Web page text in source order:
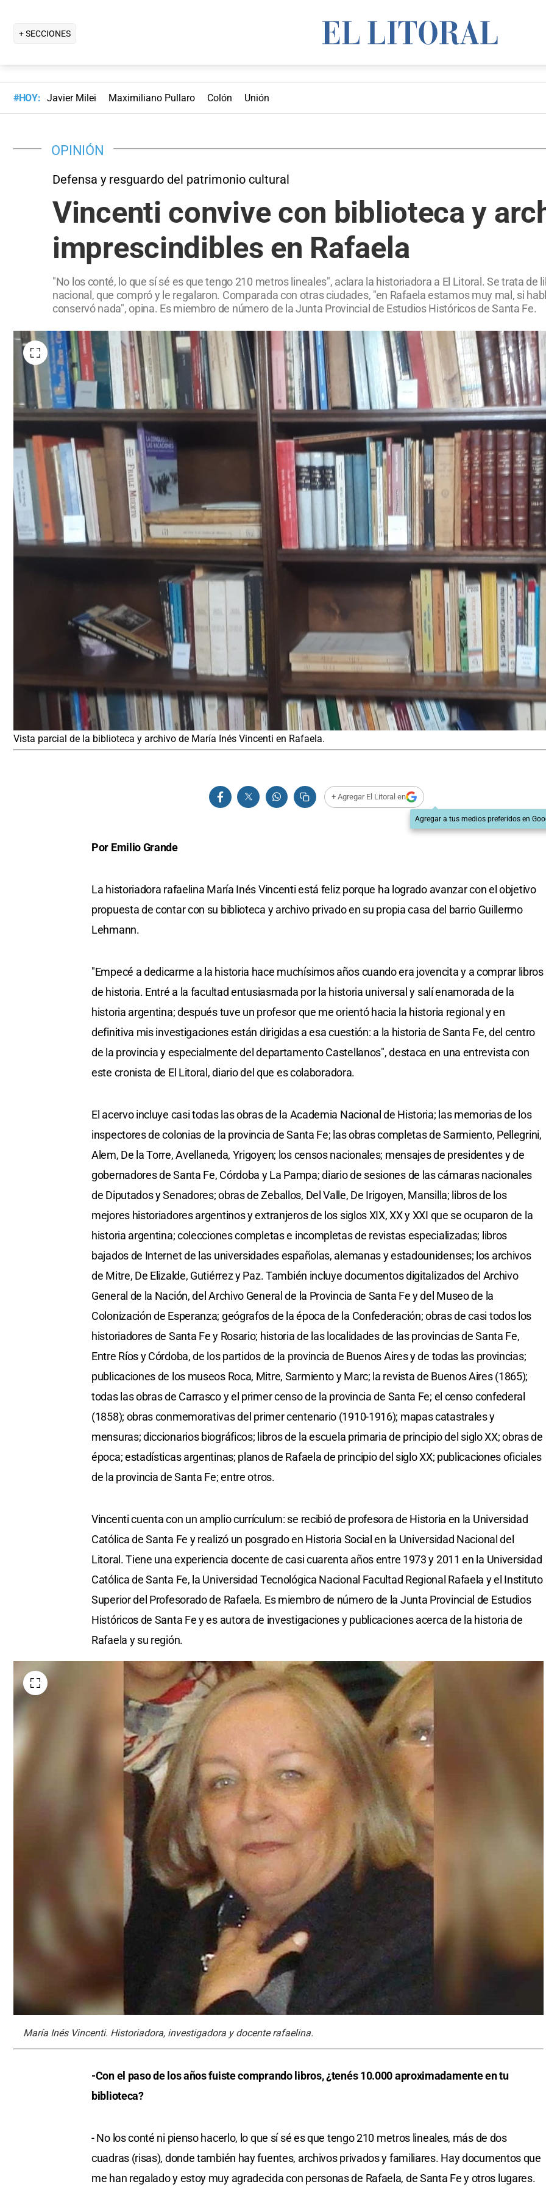
+ SECCIONES
#HOY: Javier Milei Maximiliano Pullaro Colón Unión
OPINIÓN
Defensa y resguardo del patrimonio cultural
Vincenti convive con biblioteca y
imprescindibles en Rafaela
"No los conté, lo que sí sé es que tengo 210 metros lineales", aclara la historiadora a El Litoral. Se trata
nacional, que compró y le regalaron. Comparada con otras ciudades, "en Rafaela estamos muy mal, si
conservó nada", opina. Es miembro de número de la Junta Provincial de Estudios Históricos de Santa Fe.
Vista parcial de la biblioteca y archivo de María Inés Vincenti en Rafaela.
+ Agregar El Litoral en
Agregar a tus medios preferidos en
Por Emilio Grande
La historiadora rafaelina María Inés Vincenti está feliz porque ha logrado avanzar con el objetivo
propuesta de contar con su biblioteca y archivo privado en su propia casa del barrio Guillermo
Lehmann.
"Empecé a dedicarme a la historia hace muchísimos años cuando era jovencita y a comprar libros
de historia. Entré a la facultad entusiasmada por la historia universal y salí enamorada de la
historia argentina; después tuve un profesor que me orientó hacia la historia regional y en
definitiva mis investigaciones están dirigidas a esa cuestión: a la historia de Santa Fe, del centro
de la provincia y especialmente del departamento Castellanos", destaca en una entrevista con
este cronista de El Litoral, diario del que es colaboradora.
El acervo incluye casi todas las obras de la Academia Nacional de Historia; las memorias de los
inspectores de colonias de la provincia de Santa Fe; las obras completas de Sarmiento, Pellegrini,
Alem, De la Torre, Avellaneda, Yrigoyen; los censos nacionales; mensajes de presidentes y de
gobernadores de Santa Fe, Córdoba y La Pampa; diario de sesiones de las cámaras nacionales
de Diputados y Senadores; obras de Zeballos, Del Valle, De Irigoyen, Mansilla; libros de los
mejores historiadores argentinos y extranjeros de los siglos XIX, XX y XXI que se ocuparon de la
historia argentina; colecciones completas e incompletas de revistas especializadas; libros
bajados de Internet de las universidades españolas, alemanas y estadounidenses; los archivos
de Mitre, De Elizalde, Gutiérrez y Paz. También incluye documentos digitalizados del Archivo
General de la Nación, del Archivo General de la Provincia de Santa Fe y del Museo de la
Colonización de Esperanza; geógrafos de la época de la Confederación; obras de casi todos los
historiadores de Santa Fe y Rosario; historia de las localidades de las provincias de Santa Fe,
Entre Ríos y Córdoba, de los partidos de la provincia de Buenos Aires y de todas las provincias;
publicaciones de los museos Roca, Mitre, Sarmiento y Marc; la revista de Buenos Aires (1865);
todas las obras de Carrasco y el primer censo de la provincia de Santa Fe; el censo confederal
(1858); obras conmemorativas del primer centenario (1910-1916); mapas catastrales y
mensuras; diccionarios biográficos; libros de la escuela primaria de principio del siglo XX; obras de
época; estadísticas argentinas; planos de Rafaela de principio del siglo XX; publicaciones oficiales
de la provincia de Santa Fe; entre otros.
Vincenti cuenta con un amplio currículum: se recibió de profesora de Historia en la Universidad
Católica de Santa Fe y realizó un posgrado en Historia Social en la Universidad Nacional del
Litoral. Tiene una experiencia docente de casi cuarenta años entre 1973 y 2011 en la Universidad
Católica de Santa Fe, la Universidad Tecnológica Nacional Facultad Regional Rafaela y el Instituto
Superior del Profesorado de Rafaela. Es miembro de número de la Junta Provincial de Estudios
Históricos de Santa Fe y es autora de investigaciones y publicaciones acerca de la historia de
Rafaela y su región.
María Inés Vincenti. Historiadora, investigadora y docente rafaelina.
-Con el paso de los años fuiste comprando libros, ¿tenés 10.000 aproximadamente en tu
biblioteca?
- No los conté ni pienso hacerlo, lo que sí sé es que tengo 210 metros lineales, más de dos
cuadras (risas), donde también hay fuentes, archivos privados y familiares. Hay documentos que
me han regalado y estoy muy agradecida con personas de Rafaela, de Santa Fe y otros lugares.